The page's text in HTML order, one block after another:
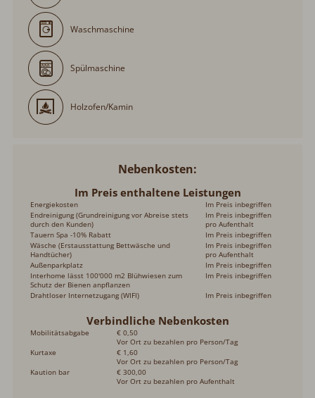
Waschmaschine
Spülmaschine
Holzofen/Kamin
Nebenkosten
Im Preis enthaltene Leistungen
Energiekosten
Im Preis inbegriffen
Endreinigung (Grundreinigung vor Abreise stets
durch den Kunden)
Im Preis inbegriffen
pro Aufenthalt
Tauern Spa -10% Rabatt
Im Preis inbegriffen
Wäsche (Erstausstattung Bettwäsche und
Handtücher)
Im Preis inbegriffen
pro Aufenthalt
Außenparkplatz
Im Preis inbegriffen
Interhome lässt 100'000 m2 Blühwiesen zum
Schutz der Bienen anpflanzen
Im Preis inbegriffen
Drahtloser Internetzugang (WIFI)
Im Preis inbegriffen
Verbindliche Nebenkosten
Mobilitätsabgabe
€ 0,50
Vor Ort zu bezahlen pro Person/Tag
Kurtaxe
€ 1,60
Vor Ort zu bezahlen pro Person/Tag
Kaution bar
€ 300,00
Vor Ort zu bezahlen pro Aufenthalt